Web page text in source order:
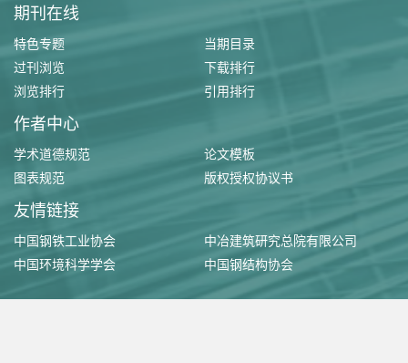
期刊在线
特色专题
当期目录
过刊浏览
下载排行
浏览排行
引用排行
作者中心
学术道德规范
论文模板
图表规范
版权授权协议书
友情链接
中国钢铁工业协会
中冶建筑研究总院有限公司
中国环境科学学会
中国钢结构协会